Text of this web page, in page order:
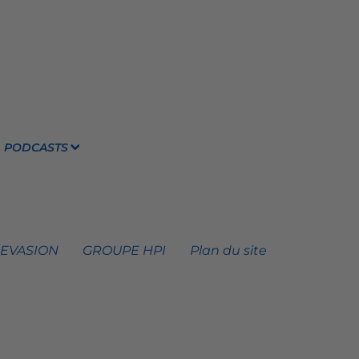
PODCASTS
GROUPE HPI Plan du site